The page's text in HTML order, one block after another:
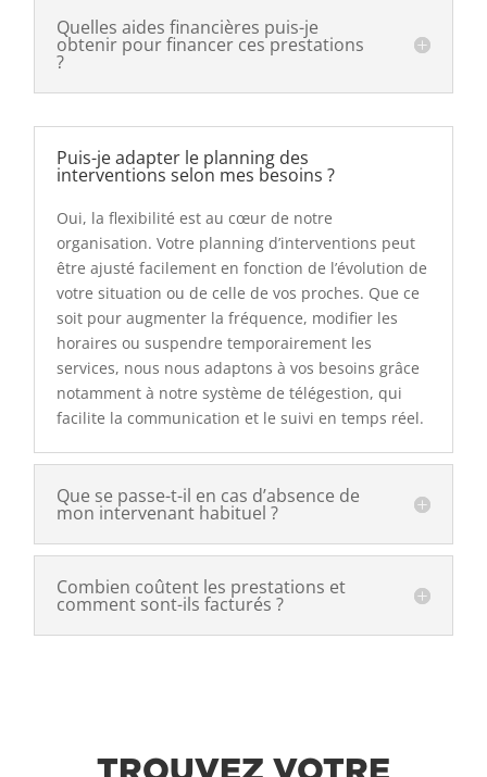
Quelles aides financières puis-je
obtenir pour financer ces prestations
?
Puis-je adapter le planning des
interventions selon mes besoins ?
Oui, la flexibilité est au cœur de notre
organisation. Votre planning d’interventions peut
être ajusté facilement en fonction de l’évolution de
votre situation ou de celle de vos proches. Que ce
soit pour augmenter la fréquence, modifier les
horaires ou suspendre temporairement les
services, nous nous adaptons à vos besoins grâce
notamment à notre système de télégestion, qui
facilite la communication et le suivi en temps réel.
Que se passe-t-il en cas d’absence de
mon intervenant habituel ?
Combien coûtent les prestations et
comment sont-ils facturés ?
TROUVEZ VOTRE